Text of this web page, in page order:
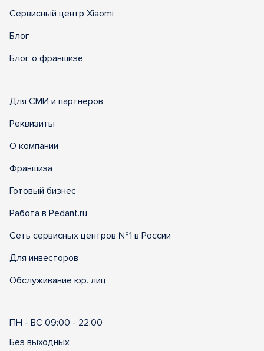
Сервисный центр Xiaomi
Блог
Блог о франшизе
Для СМИ и партнеров
Реквизиты
О компании
Франшиза
Готовый бизнес
Работа в Pedant.ru
Сеть сервисных центров №1 в России
Для инвесторов
Обслуживание юр. лиц
ПН - ВС 09:00 - 22:00
Без выходных